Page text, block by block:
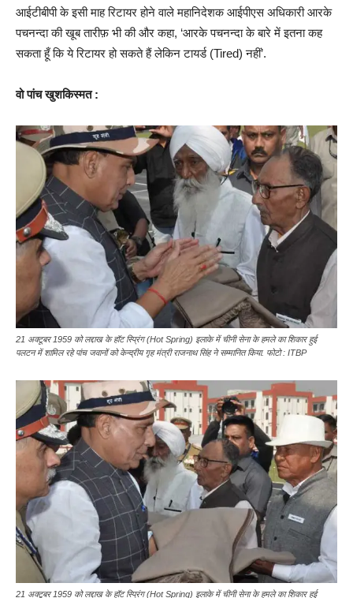
आईटीबीपी के इसी माह रिटायर होने वाले महानिदेशक आईपीएस अधिकारी आरके
पचनन्दा की खूब तारीफ़ भी की और कहा, ‘आरके पचनन्दा के बारे में इतना कह
सकता हूँ कि ये रिटायर हो सकते हैं लेकिन टायर्ड (Tired) नहीं’.
वो पांच खुशकिस्मत :
21 अक्टूबर 1959 को लद्दाख के हॉट स्प्रिंग (Hot Spring) इलाके में चीनी सेना के हमले का शिकार हुई
पलटन में शामिल रहे पांच जवानों को केन्द्रीय गृह मंत्री राजनाथ सिंह ने सम्मानित किया. फोटो : ITBP
21 अक्टूबर 1959 को लद्दाख के हॉट स्प्रिंग (Hot Spring) इलाके में चीनी सेना के हमले का शिकार हुई